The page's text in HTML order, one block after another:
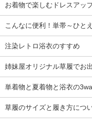
お着物で楽しむドレスアッ
こんなに便利！単帯～ひと
注染レトロ浴衣のすすめ
姉妹屋オリジナル草履でお
単着物と夏着物と浴衣の
草履のサイズと履き方につ